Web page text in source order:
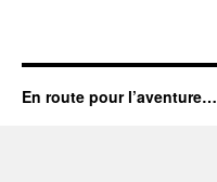
En route pour l’aventure…